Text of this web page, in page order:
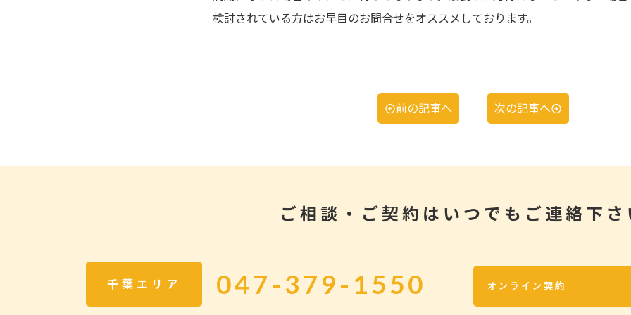
検討されている方はお早目のお問合せをオススメしております。
前の記事へ 次の記事へ
ご相談・ご契約はいつでもご連絡下
千葉エリア 047-379-1550 オンライン契約